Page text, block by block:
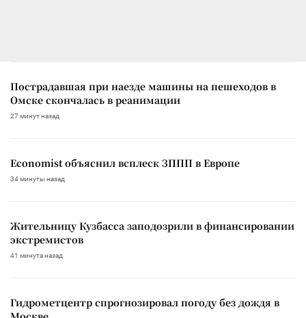
Пострадавшая при наезде машины на пешеходов в
Омске скончалась в реанимации
27 минут назад
Economist объяснил всплеск ЗППП в Европе
34 минуты назад
Жительницу Кузбасса заподозрили в финансировании
экстремистов
41 минута назад
Гидрометцентр спрогнозировал погоду без дождя в